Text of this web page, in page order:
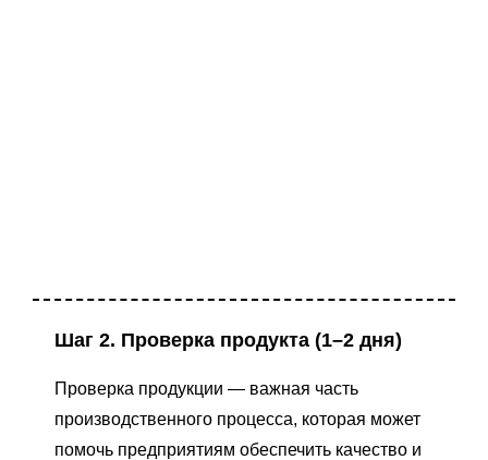
Шаг 2. Проверка продукта (1–2 дня)
Проверка продукции — важная часть
производственного процесса, которая может
помочь предприятиям обеспечить качество и